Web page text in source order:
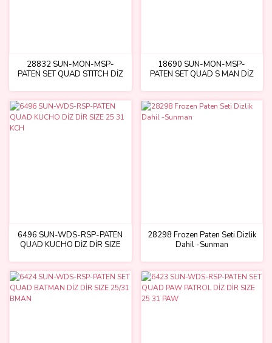
28832 SUN-MON-MSP-
PATEN SET QUAD STITCH DİZ
18690 SUN-MON-MSP-
PATEN SET QUAD S MAN DİZ
MON-MSP-PAT
6496 SUN-WDS-RSP-PATEN
QUAD KUCHO DİZ DİR SIZE
28298 Frozen Paten Seti Dizlik
Dahil -Sunman